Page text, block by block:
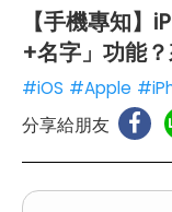
【手機專知
+名字」功能
#iOS #Apple
分享給朋友